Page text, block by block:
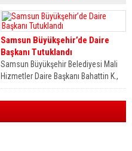
Samsun Büyükşehir’de Daire
Başkanı Tutuklandı
Samsun Büyükşehir Belediyesi Mali
Hizmetler Daire Başkanı Bahattin K.,
belediyenin ‘rüşvet iddiaları’ üzerine
yaptığı suç...